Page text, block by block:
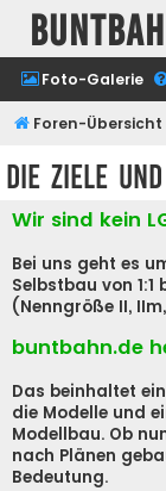
Foto-Galerie
Foren-Übersicht
Die Ziele
Wir sind kein
Bei uns geht es
Selbstbau von 1:1
(Nenngröße II,
buntbahn.de
Das beinhaltet
die Modelle und
Modellbau. Ob
nach Plänen
Bedeutung.